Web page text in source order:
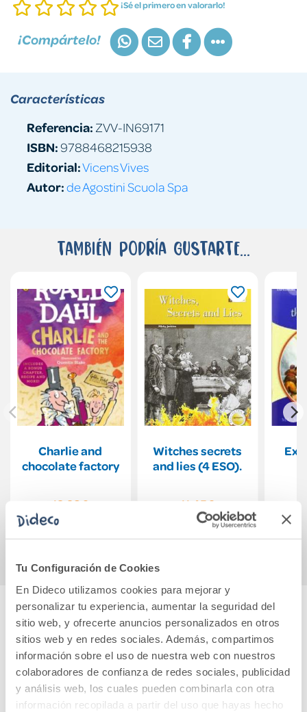
Tu Configuración de Cookies
En Dideco utilizamos cookies para mejorar y
personalizar tu experiencia, aumentar la seguridad del
sitio web, y ofrecerte anuncios personalizados en otros
sitios web y en redes sociales. Además, compartimos
información sobre el uso de nuestra web con nuestros
colaboradores de confianza de redes sociales, publicidad
y análisis web, los cuales pueden combinarla con otra
información recopilada a partir del uso que hayas hecho
¡Sé el primero en valorarlo!
¡Compártelo!
Características
Referencia: ZVV-IN69171
ISBN:9788468215938
Editorial:Vicens Vives
Autor:de Agostini Scuola Spa
También podría gustarte...
Charlie and
chocolate factory
12,28€
Witches secrets
and lies (4 ESO).
11,45€
Comprar
Cuéntanos tu opinión
¡Sé el primero en valorar este producto!